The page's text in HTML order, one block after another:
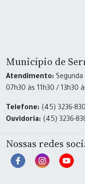
Município de
Atendimento:
07h30 às 11h30 / 13h30
Telefone: (45) 3236-
Ouvidoria: (45) 3236-
Nossas redes